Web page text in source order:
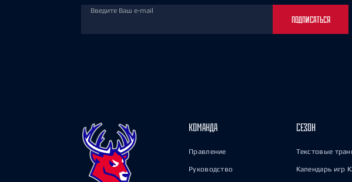
Введите Ваш e-mail
ПОДПИСАТЬСЯ
КОМАНДА
Правление
Руководство
СЕЗОН
Текстовые
Календарь игр